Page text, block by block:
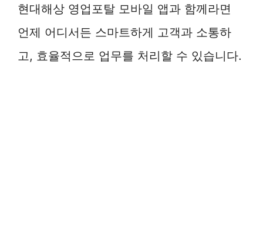
현대해상 영업포탈 모바일 앱과 함께라면
언제 어디서든 스마트하게 고객과 소통하
고, 효율적으로 업무를 처리할 수 있습니다.